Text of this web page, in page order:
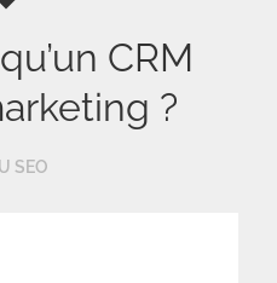
CRM
?
SEO